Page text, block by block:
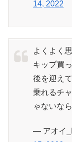
14, 2022
よくよく
キップ買
後を迎え
乗れるチ
ゃないな
— アオイ